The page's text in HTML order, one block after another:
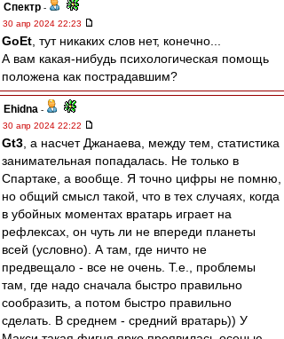
Спектр -
30 апр 2024 22:23
GoEt , тут никаких слов нет, конечно...
А вам какая-нибудь психологическая помощь
положена как пострадавшим?
Ehidna -
30 апр 2024 22:22
Gt3 , а насчет Джанаева, между тем, статистика
занимательная попадалась. Не только в
Спартаке, а вообще. Я точно цифры не помню,
но общий смысл такой, что в тех случаях, когда
в убойных моментах вратарь играет на
рефлексах, он чуть ли не впереди планеты
всей (условно). А там, где ничто не
предвещало - все не очень. Т.е., проблемы
там, где надо сначала быстро правильно
сообразить, а потом быстро правильно
сделать. В среднем - средний вратарь)) У